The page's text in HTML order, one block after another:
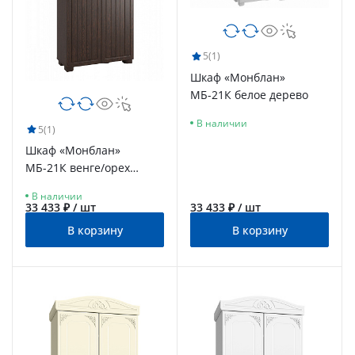
5(1)
Шкаф «Монблан»
МБ-21К венге/орех
В наличии
33 433 ₽ / шт
В корзину
5(1)
Шкаф «Монблан»
МБ-21К белое дерево
В наличии
33 433 ₽ / шт
В корзину